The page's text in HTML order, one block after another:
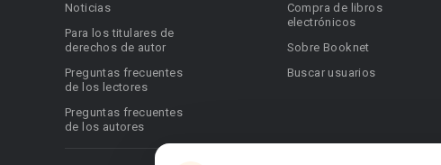
Noticias
Para los titulares de
derechos de autor
Preguntas frecuentes
de los lectores
Preguntas frecuentes
de los autores
Compra de libros
electrónicos
Sobre Booknet
Buscar usuarios